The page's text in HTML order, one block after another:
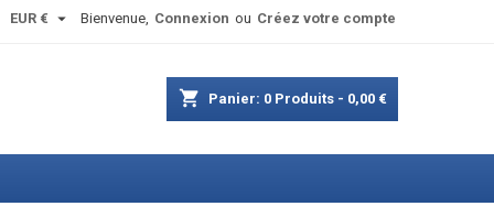
Bienvenue, Connexion ou Créez votre compte
EUR € 
shopping_cart Panier: 0 Produits - 0,00 €